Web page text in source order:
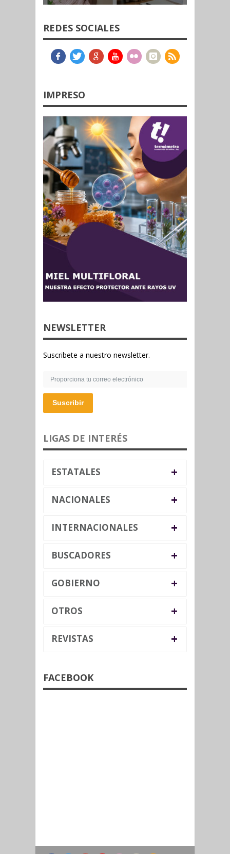
REDES SOCIALES
IMPRESO
NEWSLETTER
Suscribete a nuestro newsletter.
Suscribir
LIGAS DE INTERÉS
ESTATALES +
NACIONALES +
INTERNACIONALES +
BUSCADORES +
GOBIERNO +
OTROS +
REVISTAS +
FACEBOOK